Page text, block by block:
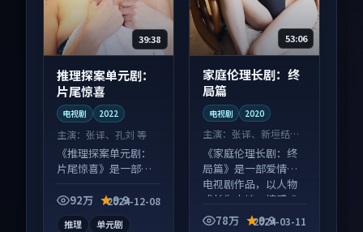
39:38
推理探案单元剧：
片尾惊喜
电视剧 2022
主演： 张译、孔刘 等
《推理探案单元剧：
片尾惊喜》是一部悬
面质感在线，配乐与
92万 9.9
2024-12-08
推理
单元剧
53:06
家庭伦理长剧：终
局篇
电视剧 2020
主演： 张译、新垣结衣
等
《家庭伦理长剧：终
局篇》是一部爱情向
电视剧作品，以人物
成长为内核，情感戏
份扎实。
78万 9.9
2024-03-11